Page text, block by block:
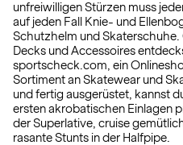
unfreiwilligen Stürzen muss
auf jeden Fall Knie- und
Schutzhelm und
Decks und Accessoires
sportscheck.com, ein
Sortiment an Skatewear und
und fertig ausgerüstet, kannst
ersten akrobatischen Einlagen
der Superlative, cruise
rasante Stunts in der Halfpipe.